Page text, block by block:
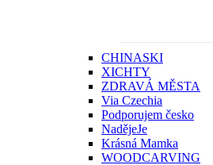
CHINASKI
XICHTY
ZDRAVÁ MĚSTA
Via Czechia
Podporujem česko
NadějeJe
Krásná Mamka
WOODCARVING